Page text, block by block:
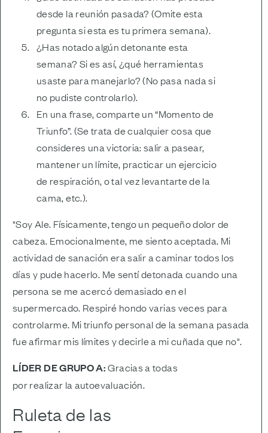
desde la reunión pasada? (Omite esta
pregunta si esta es tu primera semana).
¿Has notado algún detonante esta
semana? Si es así, ¿qué herramientas
usaste para manejarlo? (No pasa nada si
no pudiste controlarlo).
En una frase, comparte un “Momento de
Triunfo”. (Se trata de cualquier cosa que
consideres una victoria: salir a pasear,
mantener un límite, practicar un ejercicio
de respiración, o tal vez levantarte de la
cama, etc.).
"Soy Ale. Físicamente, tengo un pequeño dolor de
cabeza. Emocionalmente, me siento aceptada. Mi
actividad de sanación era salir a caminar todos los
días y pude hacerlo. Me sentí detonada cuando una
persona se me acercó demasiado en el
supermercado. Respiré hondo varias veces para
controlarme. Mi triunfo personal de la semana pasada
fue afirmar mis límites y decirle a mi cuñada que no".
LÍDER DE GRUPO A:Gracias a todas
por realizar la autoevaluación.
Ruleta de las